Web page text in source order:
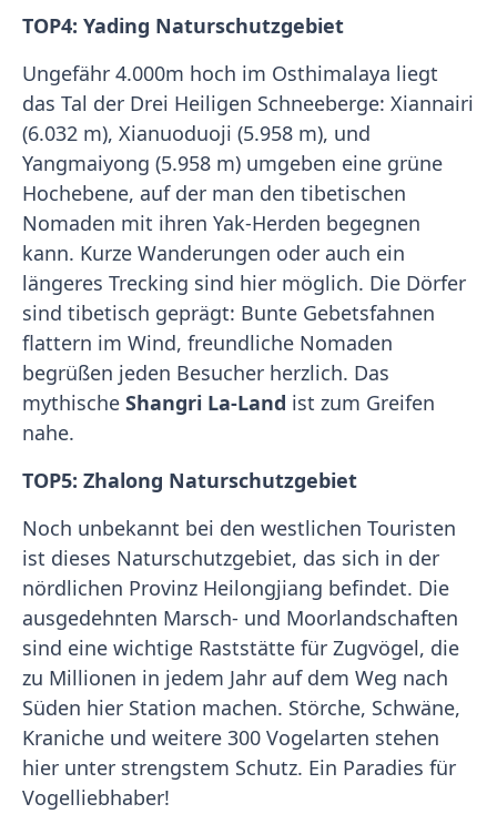
TOP4: Yading Naturschutzgebiet
Ungefähr 4.000m hoch im Osthimalaya liegt
das Tal der Drei Heiligen Schneeberge: Xiannairi
(6.032 m), Xianuoduoji (5.958 m), und
Yangmaiyong (5.958 m) umgeben eine grüne
Hochebene, auf der man den tibetischen
Nomaden mit ihren Yak-Herden begegnen
kann. Kurze Wanderungen oder auch ein
längeres Trecking sind hier möglich. Die Dörfer
sind tibetisch geprägt: Bunte Gebetsfahnen
flattern im Wind, freundliche Nomaden
begrüßen jeden Besucher herzlich. Das
mythische Shangri La-Land ist zum Greifen
nahe.
TOP5: Zhalong Naturschutzgebiet
Noch unbekannt bei den westlichen Touristen
ist dieses Naturschutzgebiet, das sich in der
nördlichen Provinz Heilongjiang befindet. Die
ausgedehnten Marsch- und Moorlandschaften
sind eine wichtige Raststätte für Zugvögel, die
zu Millionen in jedem Jahr auf dem Weg nach
Süden hier Station machen. Störche, Schwäne,
Kraniche und weitere 300 Vogelarten stehen
hier unter strengstem Schutz. Ein Paradies für
Vogelliebhaber!